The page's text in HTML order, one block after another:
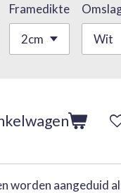
Framedikte
worden aangeduid